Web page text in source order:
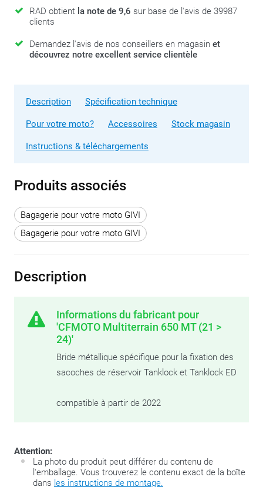
RAD obtient la note de 9,6 sur base de l'avis de 39987
clients
Demandez l'avis de nos conseillers en magasin et
découvrez notre excellent service clientèle
Description Spécification technique
Pour votre moto? Accessoires Stock magasin
Instructions & téléchargements
Produits associés
Bagagerie pour votre moto GIVI
Bagagerie pour votre moto GIVI
Description
Informations du fabricant pour
'CFMOTO Multiterrain 650 MT (21 >
24)'
Bride métallique spécifique pour la fixation des
sacoches de réservoir Tanklock et Tanklock ED
compatible à partir de 2022
Attention:
La photo du produit peut différer du contenu de
l'emballage. Vous trouverez le contenu exact de la boîte
dans les instructions de montage.